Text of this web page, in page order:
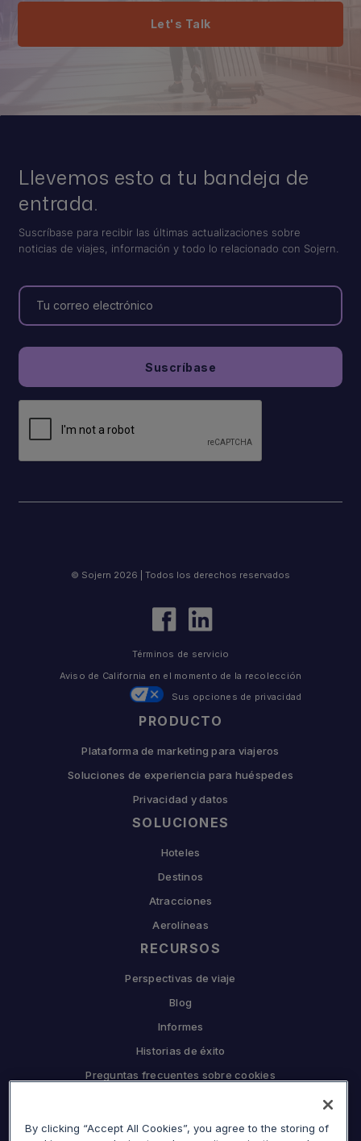
Let's Talk
Llevemos esto a tu bandeja de
entrada.
Suscríbase para recibir las últimas actualizaciones sobre
noticias de viajes, información y todo lo relacionado con Sojern.
PRODUCTO
Plataforma de marketing para viajeros
Soluciones de experiencia para huéspedes
Privacidad y datos
SOLUCIONES
Hoteles
Destinos
Atracciones
Aerolíneas
RECURSOS
Perspectivas de viaje
Blog
Informes
Historias de éxito
Preguntas frecuentes sobre cookies
Por qué Sojern
© Sojern 2026 | Todos los derechos reservados
Términos de servicio
Aviso de California en el momento de la recolección
Sus opciones de privacidad
By clicking “Accept All Cookies”, you agree to the storing of